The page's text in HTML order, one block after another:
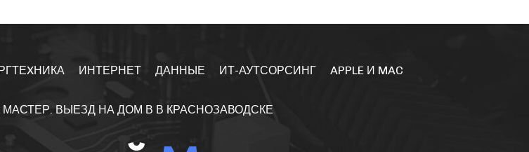
ИНТЕРНЕТ ДАННЫЕ ИТ-АУТСОРСИНГ APPLE И MAC
ВЫЕЗД НА ДОМ В В КРАСНОЗАВОДСКЕ